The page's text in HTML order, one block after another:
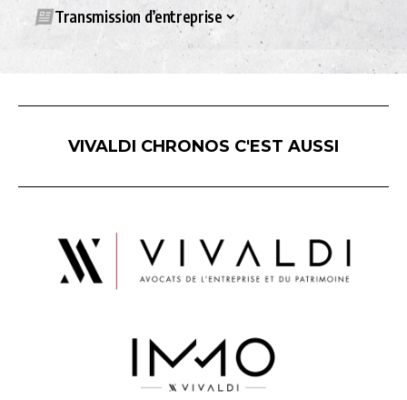
Transmission d’entreprise
VIVALDI CHRONOS C'EST AUSSI